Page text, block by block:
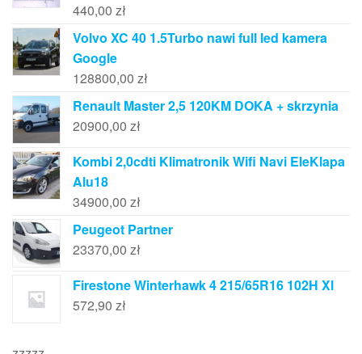
440,00 zł
Volvo XC 40 1.5Turbo nawi full led kamera
Google
128800,00 zł
Renault Master 2,5 120KM DOKA + skrzynia
20900,00 zł
Kombi 2,0cdti Klimatronik Wifi Navi EleKlapa
Alu18
34900,00 zł
Peugeot Partner
23370,00 zł
Firestone Winterhawk 4 215/65R16 102H Xl
572,90 zł